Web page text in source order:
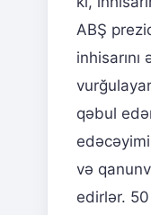
ABŞ
qəbul
və
edirlər.